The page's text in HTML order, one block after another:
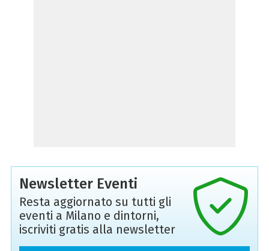
Newsletter Eventi
Resta aggiornato su tutti gli
eventi a Milano e dintorni,
iscriviti gratis alla newsletter